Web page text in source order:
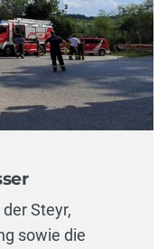
Steyr,
sowie die